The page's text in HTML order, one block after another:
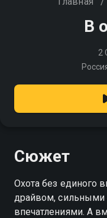
В
2
Сюжет
Охота без единого
драйвом,
впечатлениями. А